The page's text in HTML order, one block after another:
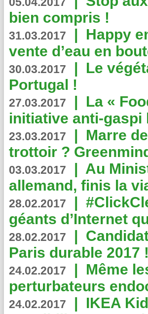
bien compris !
31.03.2017 | Happy
vente d’eau en
30.03.2017 | Le
Portugal !
27.03.2017 | La «
initiative anti-gaspi
23.03.2017 | Marre
trottoir ?
03.03.2017 | Au
allemand, finis la
28.02.2017 |
géants d’Internet
28.02.2017 |
Paris durable 2017 !
24.02.2017 | Même
perturbateurs
24.02.2017 | IKEA